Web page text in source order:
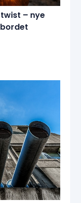
– nye